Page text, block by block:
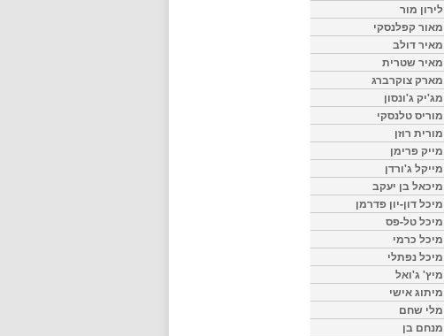
לירון מור
מאור קפלנסקי
מאיר דולב
מאיר שטרית
מארק צוקרברג
מג'יק ג'ונסון
מוריס טלנסקי
מורית רוזן
מייק פרימן
מייקל ג'ורדן
מיכאל בן יעקב
מיכל דון-יון פדרמן
מיכל טל-פס
מיכל כרמי
מיכל נפתלי
מיץ' ג'ואל
מיתוג אישי
מלי שחם
מנחם בן